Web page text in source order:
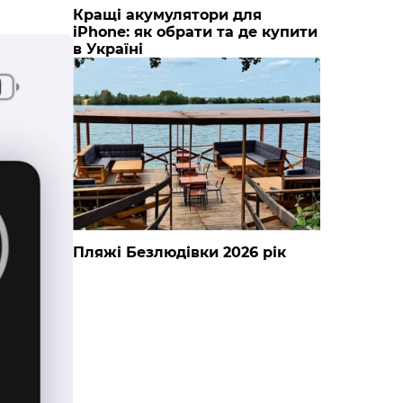
Кращі акумулятори для
iPhone: як обрати та де купити
в Україні
Пляжі Безлюдівки 2026 рік